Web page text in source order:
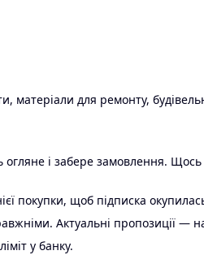
матеріали для ремонту,
і забере замовлення.
покупки, щоб підписка
Актуальні пропозиції — на
у банку.